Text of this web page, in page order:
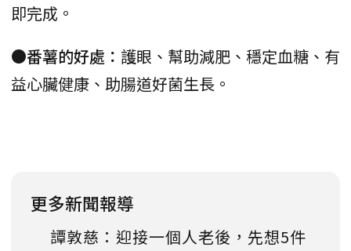
即完成。
●番薯的好處： 護眼、幫助減肥、穩定血糖、有
益心臟健康、助腸道好菌生長。
更多新聞報導
譚敦慈：迎接一個人老後，先想5件